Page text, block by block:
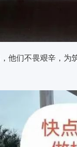
他们不畏艰辛，